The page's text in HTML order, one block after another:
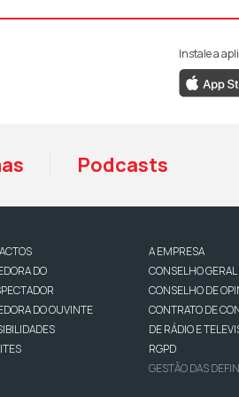
ao Facebook da RTP
ao Instagram da
ao YouTube da
Instale a
Podcasts
DO
DO OUVINTE
A EMPRESA
CONSELHO
CONSELHO DE
CONTRATO DE
DE RÁDIO E
RGPD
GESTÃO DAS